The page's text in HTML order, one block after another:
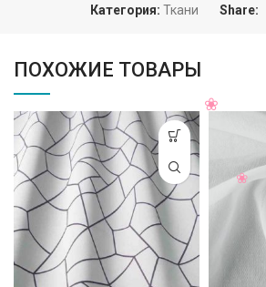
Категория: Ткани Share:
ПОХОЖИЕ ТОВАРЫ